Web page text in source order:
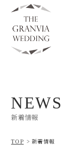
NEWS
新着情報
TOP 新着情報